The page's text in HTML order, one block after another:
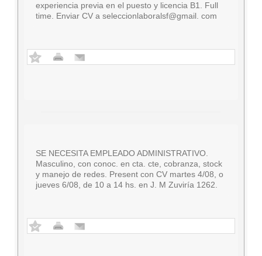
experiencia previa en el puesto y licencia B1. Full
time. Enviar CV a seleccionlaboralsf@gmail. com
SE NECESITA EMPLEADO ADMINISTRATIVO.
Masculino, con conoc. en cta. cte, cobranza, stock
y manejo de redes. Present con CV martes 4/08, o
jueves 6/08, de 10 a 14 hs. en J. M Zuviría 1262.